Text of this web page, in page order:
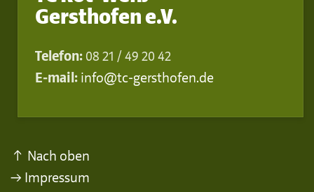
Gersthofen e.V.
Telefon: 08 21 / 49 20 42
E-mail: info@tc-gersthofen.de
↑ Nach oben
→ Impressum